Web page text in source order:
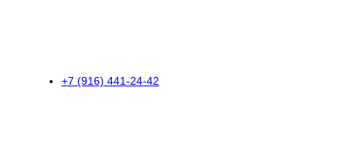
+7 (916) 441-24-42